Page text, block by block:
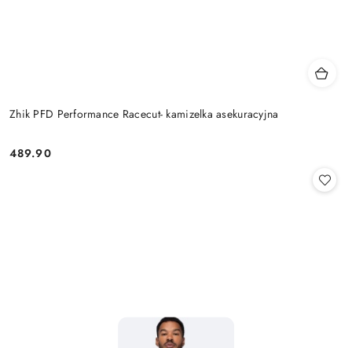
Zhik PFD Performance Racecut- kamizelka asekuracyjna
Cena:
489.90